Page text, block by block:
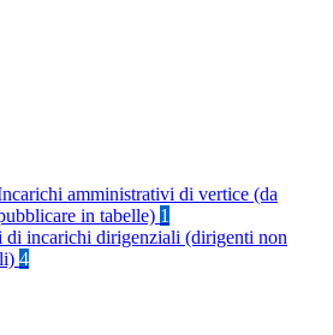
amministrativi di vertice (da
in tabelle) 1
di incarichi dirigenziali (dirigenti non
4